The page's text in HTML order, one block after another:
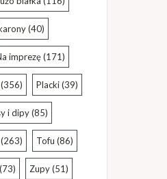
(40)
imprezę(171)
(356) Placki(39)
i dipy(85)
(263) Tofu (86)
(73) Zupy(51)